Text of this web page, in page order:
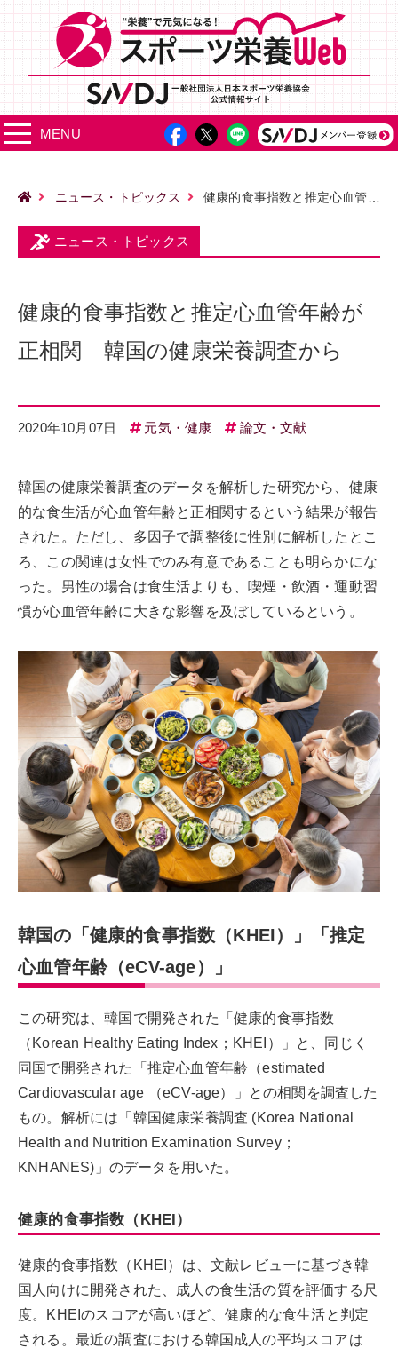
MENU
ニュース・トピックス 健康的食事指数と推定心血管年齢が正相関 韓国の健康栄養調査から
ニュース・トピックス
健康的食事指数と推定心血管年齢が
正相関 韓国の健康栄養調査から
2020年10月07日 元気・健康 論文・文献
韓国の健康栄養調査のデータを解析した研究から、健康
的な食生活が心血管年齢と正相関するという結果が報告
された。ただし、多因子で調整後に性別に解析したとこ
ろ、この関連は女性でのみ有意であることも明らかにな
った。男性の場合は食生活よりも、喫煙・飲酒・運動習
慣が心血管年齢に大きな影響を及ぼしているという。
韓国の「健康的食事指数（KHEI）」「推定
心血管年齢（eCV-age）」
この研究は、韓国で開発された「健康的食事指数
（Korean Healthy Eating Index；KHEI）」と、同じく
同国で開発された「推定心血管年齢（estimated
Cardiovascular age （eCV-age）」との相関を調査した
もの。解析には「韓国健康栄養調査 (Korea National
Health and Nutrition Examination Survey；
KNHANES)」のデータを用いた。
健康的食事指数（KHEI）
健康的食事指数（KHEI）は、文献レビューに基づき韓
国人向けに開発された、成人の食生活の質を評価する尺
度。KHEIのスコアが高いほど、健康的な食生活と判定
される。最近の調査における韓国成人の平均スコアは